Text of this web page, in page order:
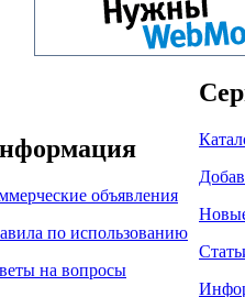
объявления
по использованию
на вопросы